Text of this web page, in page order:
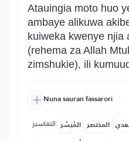
Atauingia moto huo
ambaye alikuwa
kuiweka kwenye njia
(rehema za Allah
zimshukie), ili
Nuna sauran fassarori
التفاسير: المُيسَّر المختصر